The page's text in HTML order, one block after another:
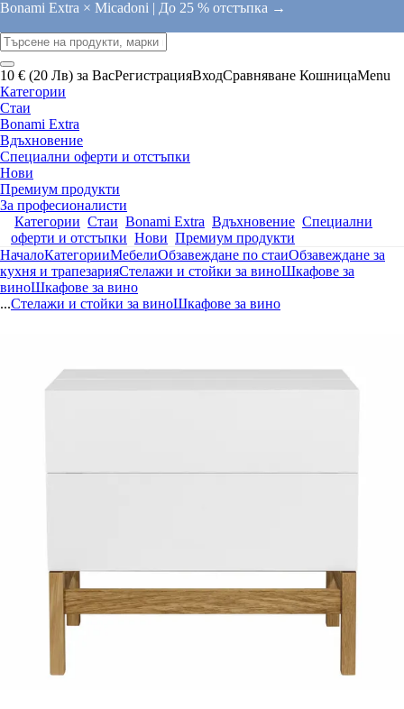
Bonami Extra × Micadoni | До 25 % отстъпка →
10 € (20 Лв) за ВасРегистрацияВходСравняване КошницаMenu
Категории
Стаи
Bonami Extra
Вдъхновение
Специални оферти и отстъпки
Нови
Премиум продукти
За професионалисти
Категории Стаи Bonami Extra Вдъхновение Специални
оферти и отстъпки Нови Премиум продукти
НачалоКатегорииМебелиОбзавеждане по стаиОбзавеждане за
кухня и трапезарияСтелажи и стойки за виноШкафове за
виноШкафове за вино
...Стелажи и стойки за виноШкафове за вино